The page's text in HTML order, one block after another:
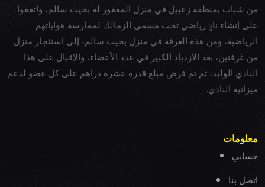
من شباب بمنطقة زعبيل في منزل المغفور له بخيت سالم، واتفقوا
على إنشاء نادٍ رياضي تحت مسمى الزمالك لممارسة هواياتهم
الرياضية، ومن هذه الغرفة في منزل بخيت سالم، إلى استئجار منزل
من غرفتين، بعد الازدياد الكبير في عدد الأعضاء، والإقبال على هذا
النادي الوليد، ثم تم فرض مبلغ قدره عشرة دراهم على كل عضو لدعم
ميزانية النادي.
معلومات
حسابي
اتصل بنا